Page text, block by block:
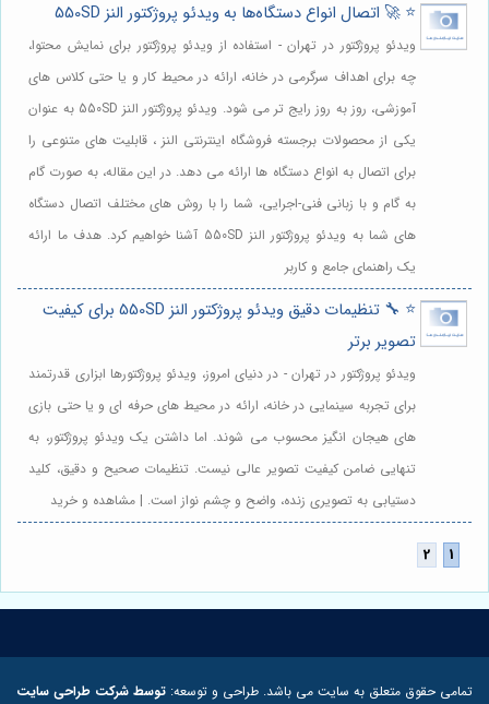
⭐️ 🚀 اتصال انواع دستگاه‌ها به ویدئو پروژکتور النز 550SD
ویدئو پروژکتور در تهران - استفاده از ویدئو پروژکتور برای نمایش محتوا،
چه برای اهداف سرگرمی در خانه، ارائه در محیط کار و یا حتی کلاس های
آموزشی، روز به روز رایج تر می شود. ویدئو پروژکتور النز 550SD به عنوان
یکی از محصولات برجسته فروشگاه اینترنتی النز ، قابلیت های متنوعی را
برای اتصال به انواع دستگاه ها ارائه می دهد. در این مقاله، به صورت گام
به گام و با زبانی فنی-اجرایی، شما را با روش های مختلف اتصال دستگاه
های شما به ویدئو پروژکتور النز 550SD آشنا خواهیم کرد. هدف ما ارائه
یک راهنمای جامع و کاربر
⭐️ 🔧 تنظیمات دقیق ویدئو پروژکتور النز 550SD برای کیفیت
تصویر برتر
ویدئو پروژکتور در تهران - در دنیای امروز، ویدئو پروژکتورها ابزاری قدرتمند
برای تجربه سینمایی در خانه، ارائه در محیط های حرفه ای و یا حتی بازی
های هیجان انگیز محسوب می شوند. اما داشتن یک ویدئو پروژکتور، به
تنهایی ضامن کیفیت تصویر عالی نیست. تنظیمات صحیح و دقیق، کلید
دستیابی به تصویری زنده، واضح و چشم نواز است. | مشاهده و خرید
تمامی حقوق متعلق به سایت می باشد. طراحی و توسعه: توسط شرکت طراحی سایت